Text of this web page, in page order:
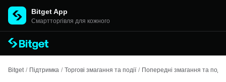
Bitget App
Cмартторгівля для кожного
Bitget / Підтримка / Торгові змагання та події / Попередні змагання та події